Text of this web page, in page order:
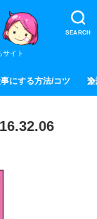
SEARCH
サイト
にする方法/コツ 全